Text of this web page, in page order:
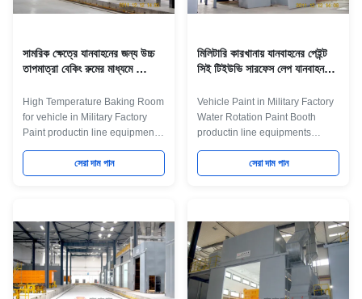
treatment Dry fiber glass filter
sealing-- middle coating-
সামরিক ক্ষেত্রে যানবাহনের জন্য উচ্চ
তাপমাত্রা বেকিং রুমের মাধ্যমে স্প্রে
High Temperature Baking Room
for vehicle in Military Factory
Paint productin line equipments
pre-treatment--cathodic
electrodeposition primer
coating and drying-- check and
repair process--and complete
coating of paint material--
products inspection work. Some
necessary main Equipment for
সেরা দাম পান
মিলিটারি কারখানায় যানবাহনের পেইন্ট
সিই টিইউভি সারফেস লেপ যানবাহন
Vehicle Paint in Military Factory
Water Rotation Paint Booth
productin line equipments
painting line equipment for
military factory in Chia,it have
Maint Process: workpiece paint
pre-treatment--cathodic
electrodeposition primer
coating-- PVC glue--weld seam
sealing--middle coating--surface
সেরা দাম পান